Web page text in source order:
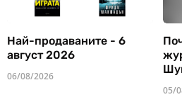
Най-продаваните - 6
август 2026
06/08/2026
05/